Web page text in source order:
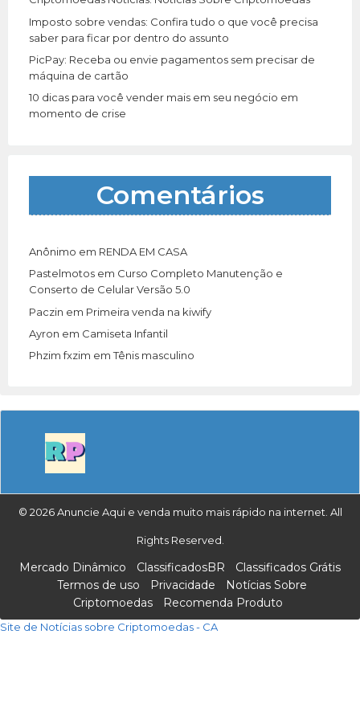
Imposto sobre vendas: Confira tudo o que você precisa
saber para ficar por dentro do assunto
PicPay: Receba ou envie pagamentos sem precisar de
máquina de cartão
10 dicas para você vender mais em seu negócio em
momento de crise
Comentários
Anônimo em RENDA EM CASA
Pastelmotos em Curso Completo Manutenção e
Conserto de Celular Versão 5.0
Paczin em Primeira venda na kiwify
Ayron em Camiseta Infantil
Phzim fxzim emTênis masculino
© 2026 Anuncie Aqui e venda muito mais rápido na internet. All
Rights Reserved.
Mercado Dinâmico ClassificadosBR
Classificados Grátis
Termos de uso
Privacidade
Notícias Sobre
Criptomoedas
Recomenda Produto
Site de Notícias sobre Criptomoedas - CA